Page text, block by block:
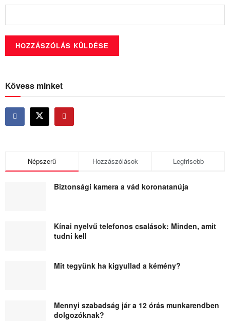
Kövess minket
Népszerű Hozzászólások Legfrisebb
Biztonsági kamera a vád koronatanúja
Kínai nyelvű telefonos csalások: Minden, amit
tudni kell
Mit tegyünk ha kigyullad a kémény?
Mennyi szabadság jár a 12 órás munkarendben
dolgozóknak?